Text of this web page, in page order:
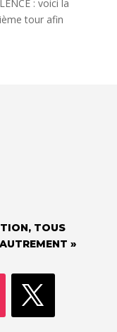
: voici la
tour afin
TOUS
»